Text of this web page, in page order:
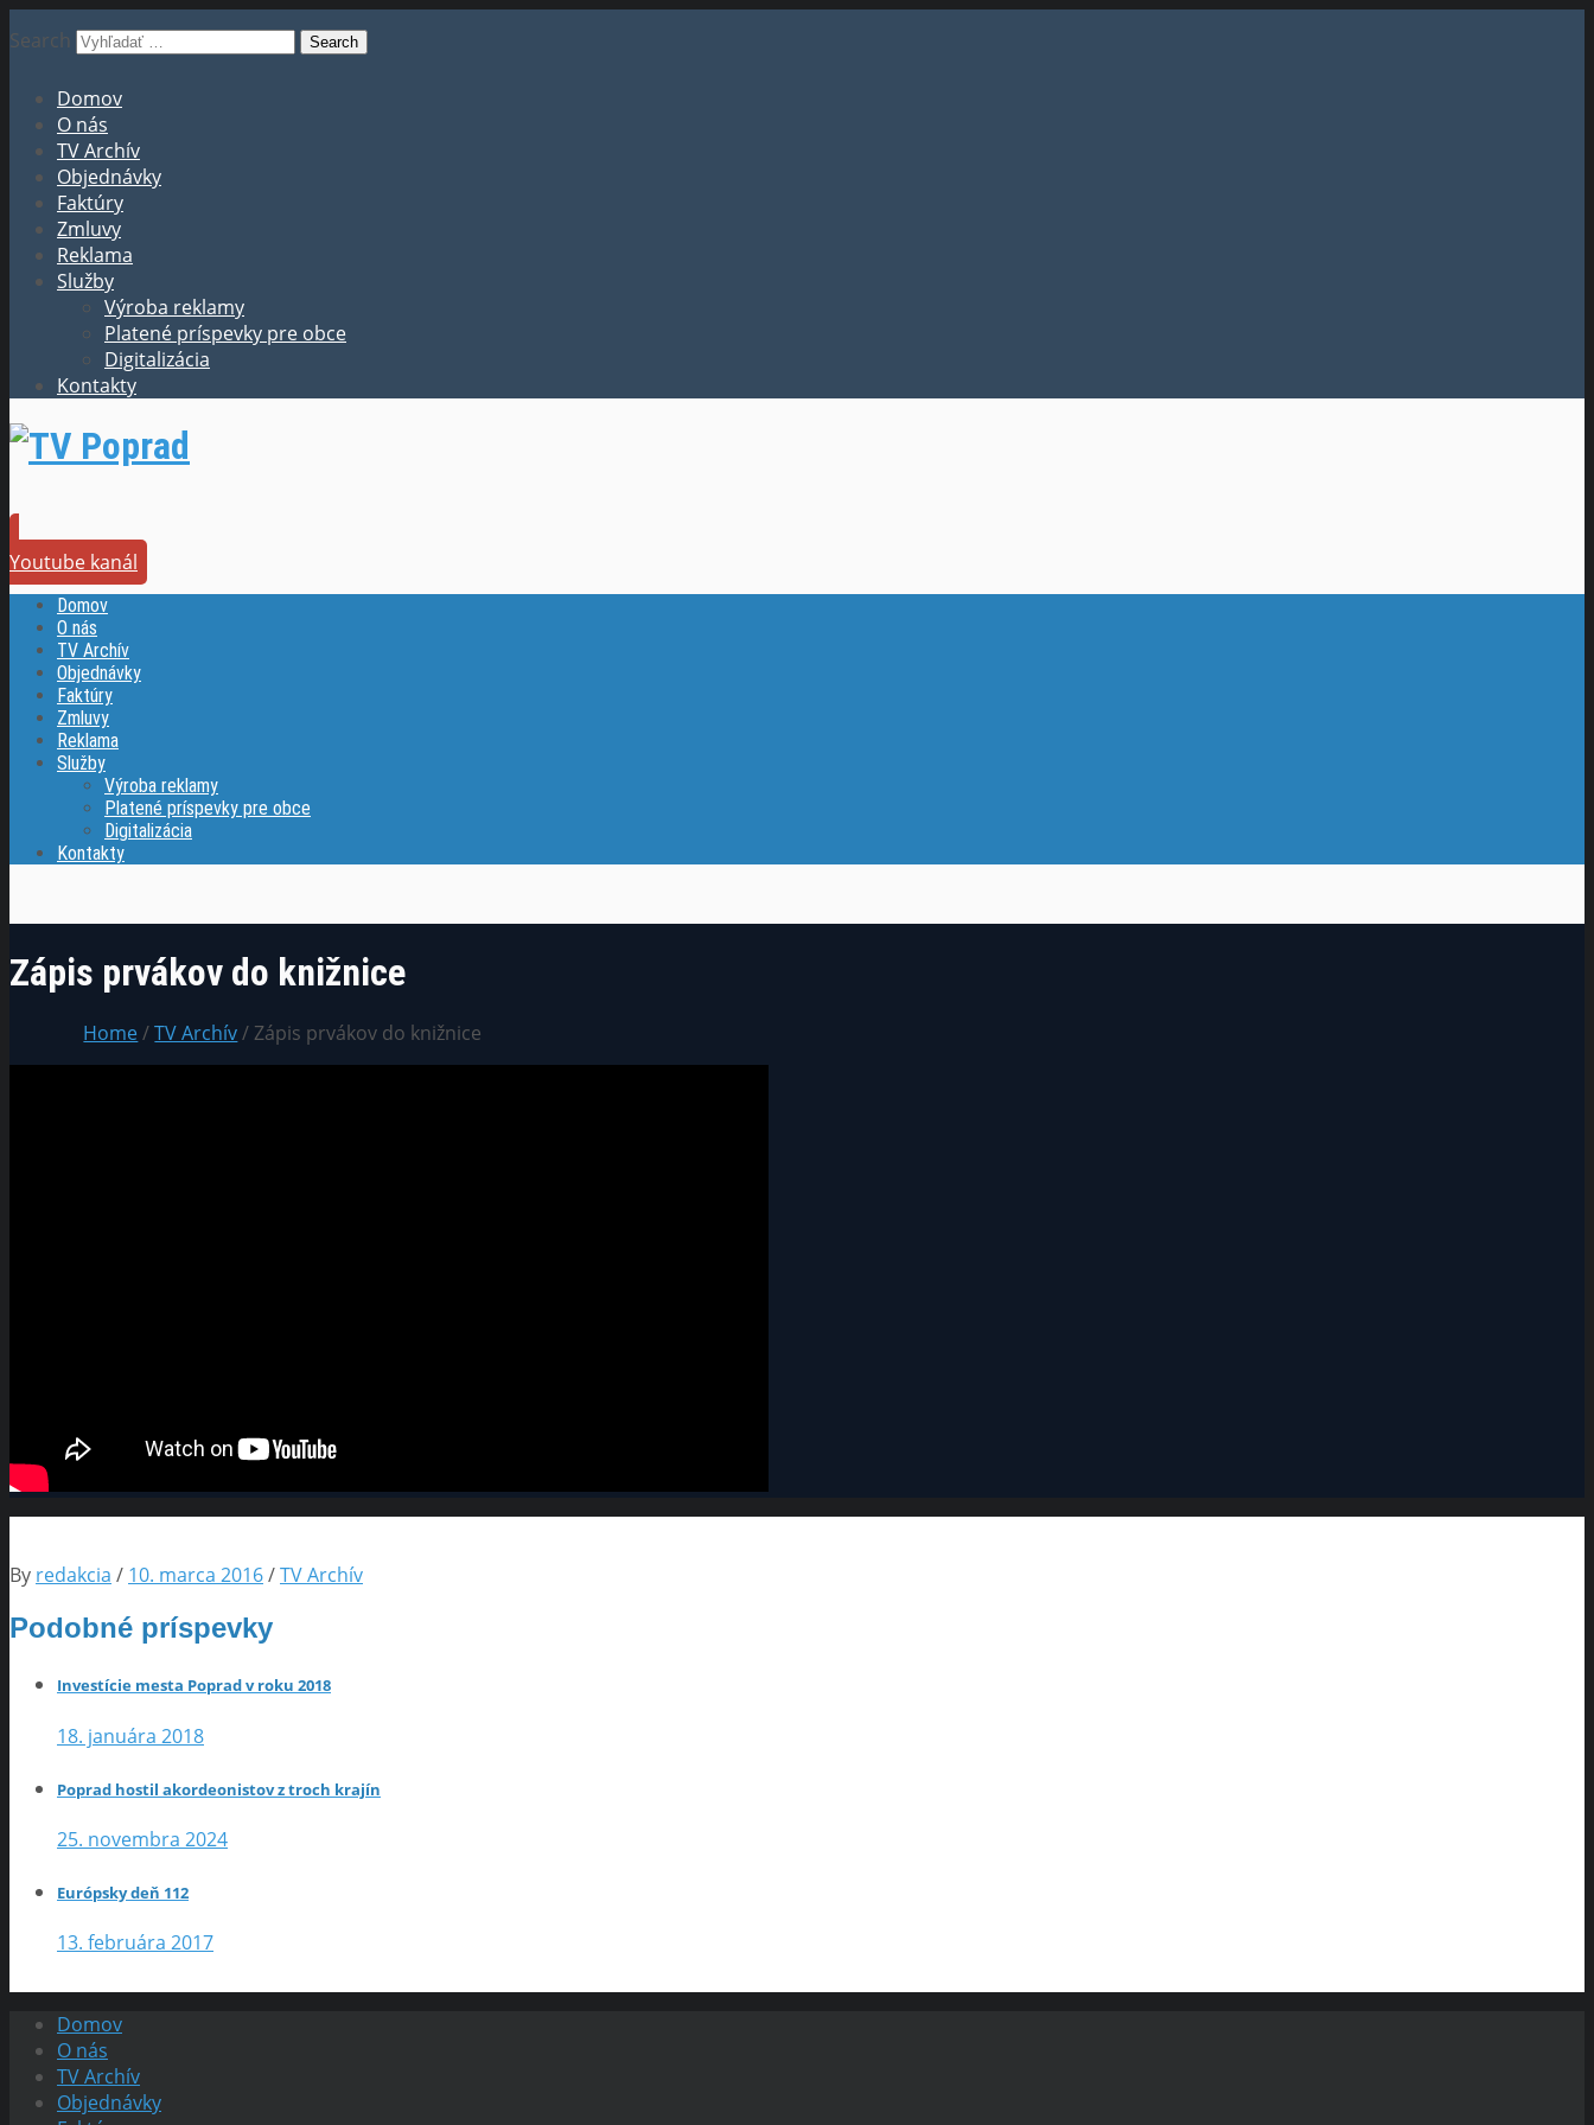
Search
Domov
O nás
TV Archív
Objednávky
Faktúry
Zmluvy
Reklama
Služby
Výroba reklamy
Platené príspevky pre obce
Digitalizácia
Kontakty
Youtube kanál
Domov
O nás
TV Archív
Objednávky
Faktúry
Zmluvy
Reklama
Služby
Výroba reklamy
Platené príspevky pre obce
Digitalizácia
Kontakty
Zápis prvákov do knižnice
Home/TV Archív/ Zápis prvákov do knižnice
By redakcia / 10. marca 2016/TV Archív
Podobné príspevky
Investície mesta Poprad v roku 2018
18. januára 2018
Poprad hostil akordeonistov z troch krajín
25. novembra 2024
Európsky deň 112
13. februára 2017
Domov
O nás
TV Archív
Objednávky